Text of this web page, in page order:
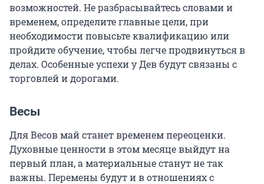
возможностей. Не разбрасывайтесь словами и
временем, определите главные цели, при
необходимости повысьте квалификацию или
пройдите обучение, чтобы легче продвинуться в
делах. Особенные успехи у Дев будут связаны с
торговлей и дорогами.
Весы
Для Весов май станет временем переоценки.
Духовные ценности в этом месяце выйдут на
первый план, а материальные станут не так
важны. Перемены будут и в отношениях с